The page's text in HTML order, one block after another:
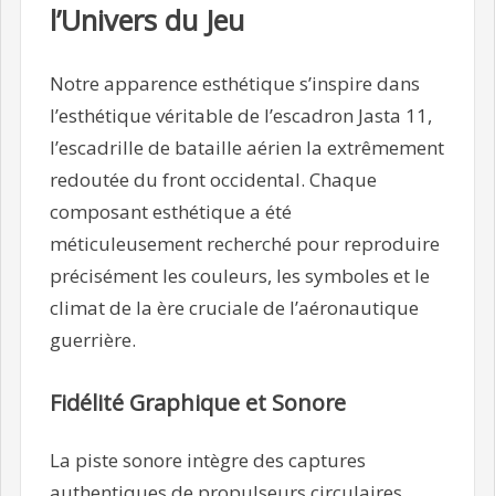
l’Univers du Jeu
Notre apparence esthétique s’inspire dans
l’esthétique véritable de l’escadron Jasta 11,
l’escadrille de bataille aérien la extrêmement
redoutée du front occidental. Chaque
composant esthétique a été
méticuleusement recherché pour reproduire
précisément les couleurs, les symboles et le
climat de la ère cruciale de l’aéronautique
guerrière.
Fidélité Graphique et Sonore
La piste sonore intègre des captures